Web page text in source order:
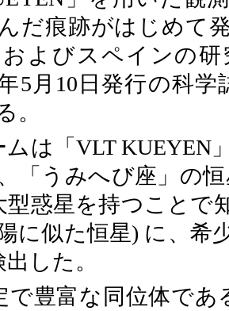
だ痕跡がはじめて
よびスペインの
5月10日発行の科学
。
ムは「VLT KUEYEN
「うみへび座」の
型惑星を持つことで
に似た恒星) に、希
した。
で豊富な同位体で